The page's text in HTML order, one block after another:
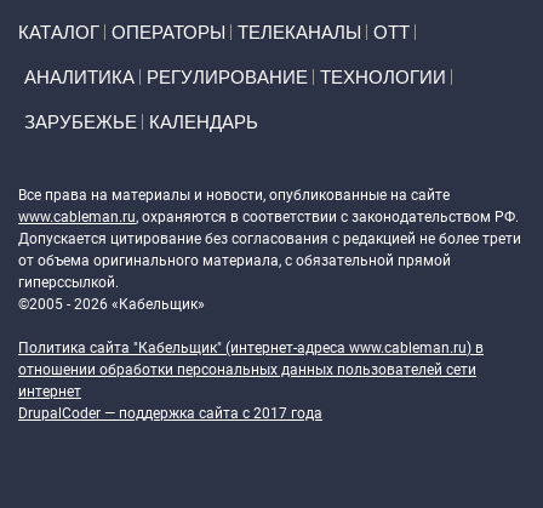
КАТАЛОГ ОПЕРАТОРЫ ТЕЛЕКАНАЛЫ ОТТ
АНАЛИТИКА РЕГУЛИРОВАНИЕ ТЕХНОЛОГИИ
ЗАРУБЕЖЬЕ КАЛЕНДАРЬ
Все права на материалы и новости, опубликованные на сайте
www.cableman.ru, охраняются в соответствии с законодательством РФ.
Допускается цитирование без согласования с редакцией не более трети
от объема оригинального материала, с обязательной прямой
гиперссылкой.
©2005 - 2026 «Кабельщик»
Политика сайта "Кабельщик" (интернет-адреса www.cableman.ru) в
отношении обработки персональных данных пользователей сети
интернет
DrupalCoder — поддержка сайта c 2017 года